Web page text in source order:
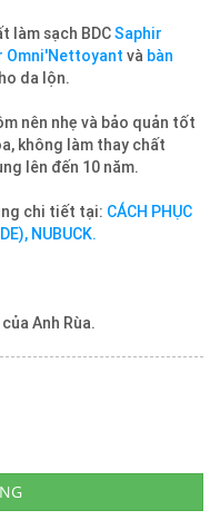
làm sạch BDCSaphir
Omni'Nettoyant và bàn
da lộn.
nên nhẹ và bảo quản tốt
không làm thay chất
lên đến 10 năm.
chi tiết tại: CÁCH PHỤC
NUBUCK.
Anh Rùa.